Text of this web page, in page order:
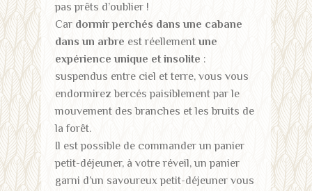
pas prêts d’oublier !
Car dormir perchés dans une cabane
dans un arbre est réellementune
expérience unique et insolite :
suspendus entre ciel et terre, vous vous
endormirez bercés paisiblement par le
mouvement des branches et les bruits de
la forêt.
Il est possible de commander un panier
petit-déjeuner, à votre réveil, un panier
garni d’un savoureux petit-déjeuner vous